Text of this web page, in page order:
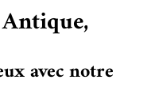
avec notre